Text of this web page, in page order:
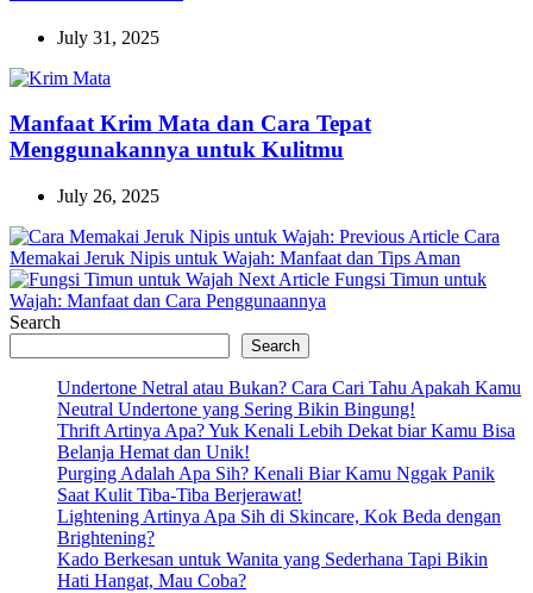
July 31, 2025
Manfaat Krim Mata dan Cara Tepat
Menggunakannya untuk Kulitmu
July 26, 2025
Previous Article Previous
Cara
Memakai Jeruk Nipis untuk Wajah: Manfaat dan Tips Aman
Next Article Next
Fungsi Timun untuk
Wajah: Manfaat dan Cara Penggunaannya
Search
Search
Undertone Netral atau Bukan? Cara Cari Tahu Apakah Kamu
Neutral Undertone yang Sering Bikin Bingung!
Thrift Artinya Apa? Yuk Kenali Lebih Dekat biar Kamu Bisa
Belanja Hemat dan Unik!
Purging Adalah Apa Sih? Kenali Biar Kamu Nggak Panik
Saat Kulit Tiba-Tiba Berjerawat!
Lightening Artinya Apa Sih di Skincare, Kok Beda dengan
Brightening?
Kado Berkesan untuk Wanita yang Sederhana Tapi Bikin
Hati Hangat, Mau Coba?